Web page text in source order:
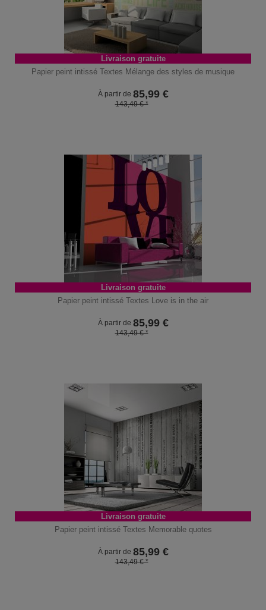
Livraison gratuite
Papier peint intissé Textes Mélange des styles de musique
À partir de 85,99€
143,49 € *
Livraison gratuite
Papier peint intissé Textes Love is in the air
À partir de 85,99€
143,49 € *
Livraison gratuite
Papier peint intissé Textes Memorable quotes
À partir de 85,99€
143,49 € *